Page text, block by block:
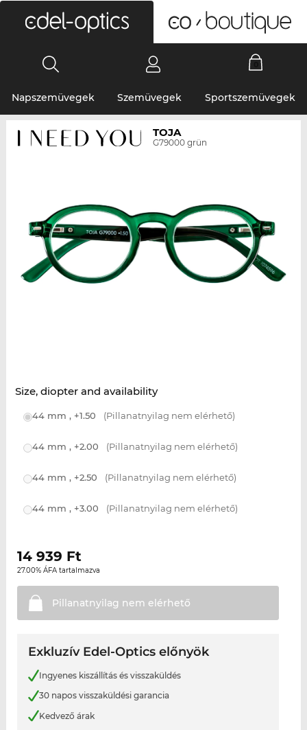
Napszemüvegek Szemüvegek Sportszemüvegek
TOJA
G79000 grün
Size, diopter and availability
44 mm , +1.50 (Pillanatnyilag nem elérhető)
44 mm , +2.00 (Pillanatnyilag nem elérhető)
44 mm , +2.50 (Pillanatnyilag nem elérhető)
44 mm , +3.00 (Pillanatnyilag nem elérhető)
14 939 Ft
27.00% ÁFA tartalmazva
Pillanatnyilag nem elérhető
Exkluzív Edel-Optics előnyök
Ingyenes kiszállítás és visszaküldés
30 napos visszaküldési garancia
Kedvező árak